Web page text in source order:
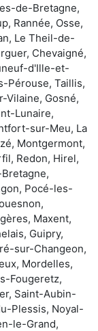
de-Bretagne,
Rannée, Osse,
Le Theil-de-
Chevaigné,
d'Ille-et-
Pérouse, Taillis,
Vilaine, Gosné,
Lunaire,
sur-Meu, La
Montgermont,
Redon, Hirel,
Pocé-les-
Maxent,
Guipry,
sur-Changeon,
Mordelles,
Fougeretz,
Saint-Aubin-
Plessis, Noyal-
le-Grand,